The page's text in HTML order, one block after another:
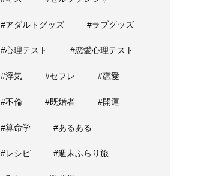
#アダルトグッズ #ラブグッズ
#心理テスト #恋愛心理テスト
#浮気 #セフレ #恋愛
#不倫 #既婚者 #開運
#算命学 #あるある
#レシピ #週末ふらり旅